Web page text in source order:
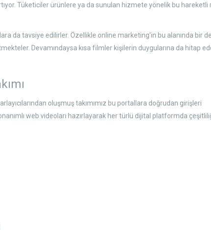
Tüketiciler ürünlere ya da sunulan hizmete yönelik bu hareketli
da tavsiye edilirler. Özellikle online marketing’in bu alanında bir
Devamındaysa kısa filmler kişilerin duygularına da hitap
oluşmuş takımımız bu portallara doğrudan girişleri
web videoları hazırlayarak her türlü dijital platformda